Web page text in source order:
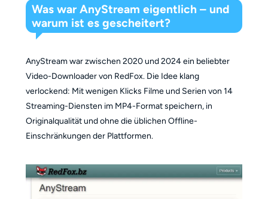
Was war AnyStream eigentlich – und
warum ist es gescheitert?
AnyStream war zwischen 2020 und 2024 ein beliebter
Video-Downloader von RedFox. Die Idee klang
verlockend: Mit wenigen Klicks Filme und Serien von 14
Streaming-Diensten im MP4-Format speichern, in
Originalqualität und ohne die üblichen Offline-
Einschränkungen der Plattformen.